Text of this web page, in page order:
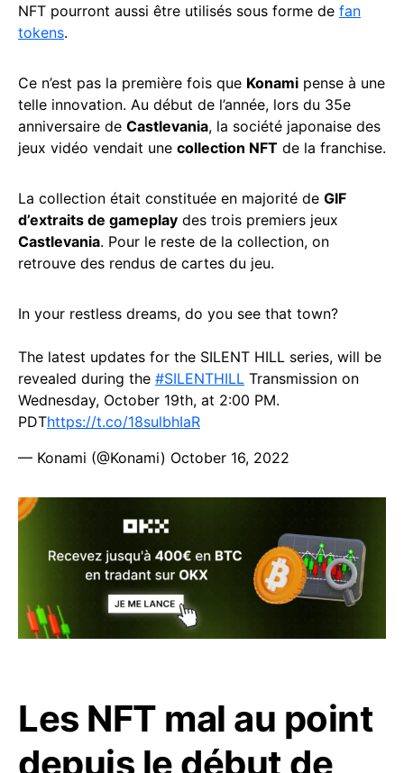
NFT pourront aussi être utilisés sous forme de fan
tokens.
Ce n’est pas la première fois que Konami pense à une
telle innovation. Au début de l’année, lors du 35e
anniversaire de Castlevania, la société japonaise des
jeux vidéo vendait une collection NFT de la franchise.
La collection était constituée en majorité de GIF
d’extraits de gameplay des trois premiers jeux
Castlevania. Pour le reste de la collection, on
retrouve des rendus de cartes du jeu.
In your restless dreams, do you see that town?
The latest updates for the SILENT HILL series, will be
revealed during the #SILENTHILL Transmission on
Wednesday, October 19th, at 2:00 PM.
PDThttps://t.co/18sulbhIaR
— Konami (@Konami) October 16, 2022
Les NFT mal au point
depuis le début de